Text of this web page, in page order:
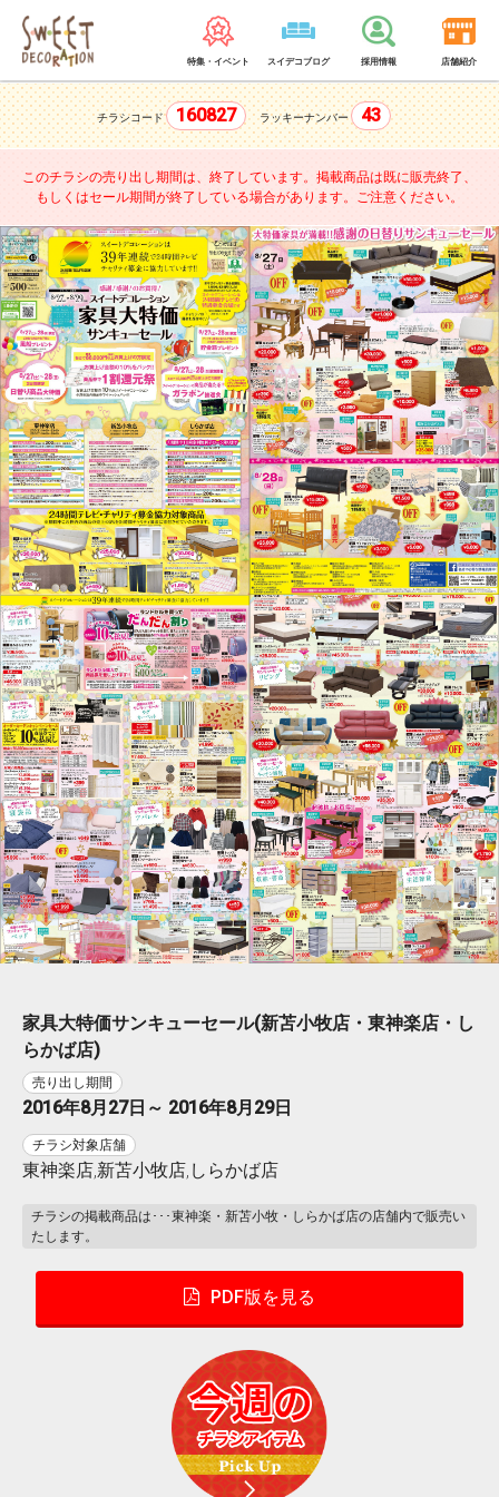
特集・イベント スイデコブログ 採用情報 店舗紹介
チラシコード 160827 ラッキーナンバー 43
このチラシの売り出し期間は、終了しています。 掲載商品は既に販売終了、
もしくはセール期間が終了している場合があります。ご注意ください。
家具大特価サンキューセール(新苫小牧店・東神楽店・し
らかば店)
売り出し期間
2016年8月27日～ 2016年8月29日
チラシ対象店舗
東神楽店,新苫小牧店,しらかば店
チラシの掲載商品は･･･東神楽・新苫小牧・しらかば店の店舗内で販売い
たします。
PDF版を見る